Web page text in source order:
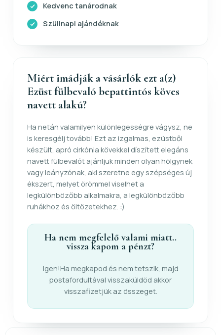
Kedvenc tanárodnak
Szülinapi ajándéknak
Miért imádják a vásárlók ezt a(z)
Ezüst fülbevaló bepattintós köves
navett alakú?
Ha netán valamilyen különlegességre vágysz, ne
is keresgélj tovább! Ezt az izgalmas, ezüstből
készült, apró cirkónia kövekkel díszített elegáns
navett fülbevalót ajánljuk minden olyan hölgynek
vagy leányzónak, aki szeretne egy szépséges új
ékszert, melyet örömmel viselhet a
legkülönbözőbb alkalmakra, a legkülönbözőbb
ruhákhoz és öltözetekhez. :)
Ha nem megfelelő valami miatt..
vissza kapom a pénzt?
Igen!Ha megkapod és nem tetszik, majd
postafordultával visszaküldöd akkor
visszafizetjük az összeget.